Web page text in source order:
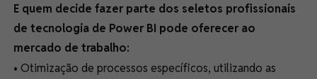
E quem decide fazer parte dos seletos profissionais
de tecnologia de Power BI pode oferecer ao
mercado de trabalho:
• Otimização de processos específicos, utilizando as